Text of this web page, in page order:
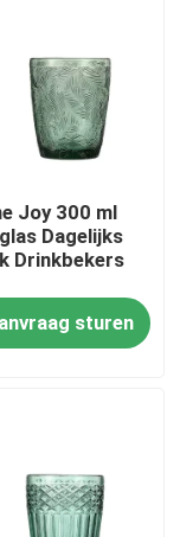
Joy 300 ml
Dagelijks
Drinkbekers
sturen